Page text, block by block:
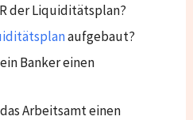
der Liquiditätsplan?
aufgebaut?
Banker einen
Arbeitsamt einen